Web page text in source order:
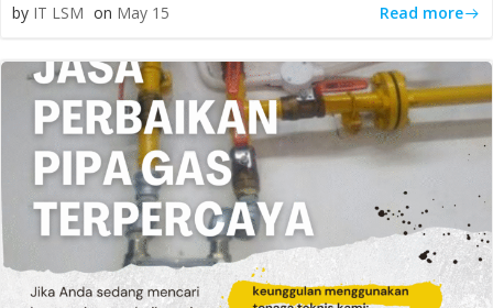
by IT LSM on May 15 Read more